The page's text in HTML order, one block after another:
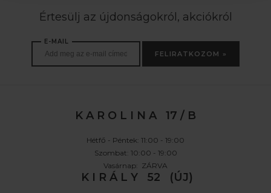
Értesülj az újdonságokról, akciókról
E-MAIL
FELIRATKOZOM »
K A R O L I N A 17 / B
Hétfő - Péntek: 11:00 - 19:00
Szombat: 10:00 - 19:00
Vasárnap: ZÁRVA
K I R Á L Y 52 (ÚJ)